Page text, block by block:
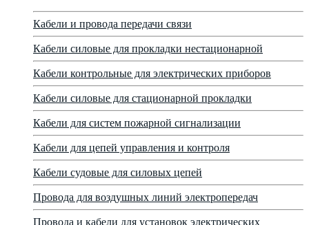
Кабели и провода передачи связи
Кабели силовые для прокладки нестационарной
Кабели контрольные для электрических приборов
Кабели силовые для стационарной прокладки
Кабели для систем пожарной сигнализации
Кабели для цепей управления и контроля
Кабели судовые для силовых цепей
Провода для воздушных линий электропередач
Провода и кабели для установок электрических